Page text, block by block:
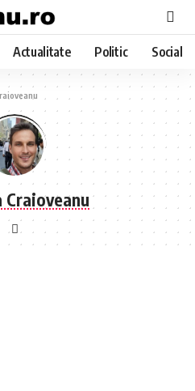
Actualitate Politic Social
Craioveanu